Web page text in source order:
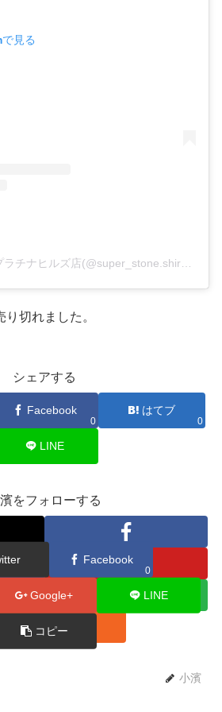
見る
り切れました。
シェアする
Facebook
0
はてブ
0
LINE
をフォローする
小濱
Facebook
0
Google+ LINE
コピー